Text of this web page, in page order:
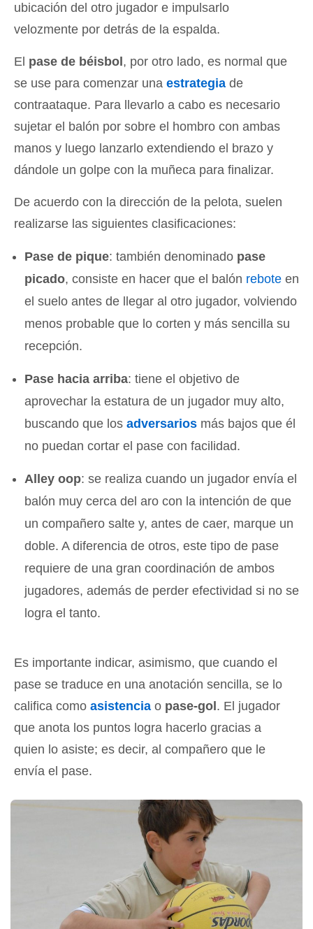
ubicación del otro jugador e impulsarlo
velozmente por detrás de la espalda.
El pase de béisbol , por otro lado, es normal que
se use para comenzar una estrategia de
contraataque. Para llevarlo a cabo es necesario
sujetar el balón por sobre el hombro con ambas
manos y luego lanzarlo extendiendo el brazo y
dándole un golpe con la muñeca para finalizar.
De acuerdo con la dirección de la pelota, suelen
realizarse las siguientes clasificaciones:
Pase de pique: también denominado pase
picado, consiste en hacer que el balón rebote en
el suelo antes de llegar al otro jugador, volviendo
menos probable que lo corten y más sencilla su
recepción.
Pase hacia arriba: tiene el objetivo de
aprovechar la estatura de un jugador muy alto,
buscando que losadversarios más bajos que él
no puedan cortar el pase con facilidad.
Alley oop: se realiza cuando un jugador envía el
balón muy cerca del aro con la intención de que
un compañero salte y, antes de caer, marque un
doble. A diferencia de otros, este tipo de pase
requiere de una gran coordinación de ambos
jugadores, además de perder efectividad si no se
logra el tanto.
Es importante indicar, asimismo, que cuando el
pase se traduce en una anotación sencilla, se lo
califica como asistencia o pase-gol . El jugador
que anota los puntos logra hacerlo gracias a
quien lo asiste; es decir, al compañero que le
envía el pase.